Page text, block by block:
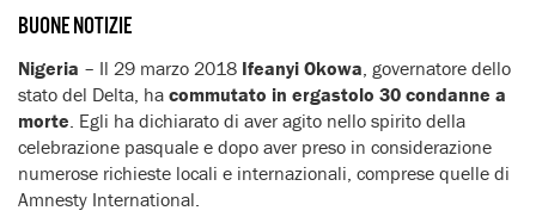
BUONE NOTIZIE
Nigeria – Il 29 marzo 2018 Ifeanyi Okowa , governatore dello
stato del Delta, ha commutato in ergastolo 30 condanne a
morte . Egli ha dichiarato di aver agito nello spirito della
celebrazione pasquale e dopo aver preso in considerazione
numerose richieste locali e internazionali, comprese quelle di
Amnesty International.